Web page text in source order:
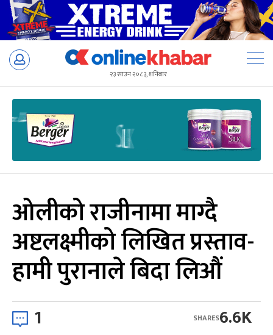
Skip
२३ साउन २०८३, शनिबार
ओलीको राजीनामा माग्दै
अष्टलक्ष्मीको लिखित प्रस्ताव-
हामी पुरानाले बिदा लिऔं
1 6.6K
SHARES